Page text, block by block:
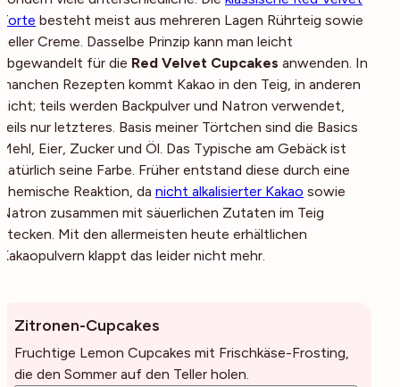
Torte besteht meist aus mehreren Lagen Rührteig sowie
heller Creme. Dasselbe Prinzip kann man leicht
abgewandelt für die Red Velvet Cupcakes anwenden. In
manchen Rezepten kommt Kakao in den Teig, in anderen
nicht; teils werden Backpulver und Natron verwendet,
teils nur letzteres. Basis meiner Törtchen sind die Basics
Mehl, Eier, Zucker und Öl. Das Typische am Gebäck ist
natürlich seine Farbe. Früher entstand diese durch eine
chemische Reaktion, da nicht alkalisierter Kakao sowie
Natron zusammen mit säuerlichen Zutaten im Teig
stecken. Mit den allermeisten heute erhältlichen
Kakaopulvern klappt das leider nicht mehr.
Zitronen-Cupcakes
Fruchtige Lemon Cupcakes mit Frischkäse-Frosting,
die den Sommer auf den Teller holen.